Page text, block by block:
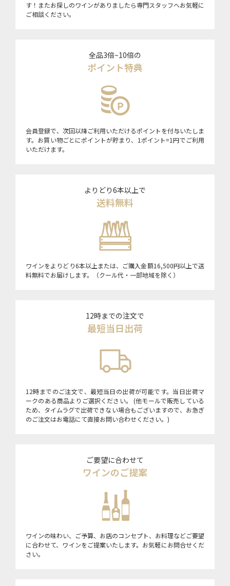
す！またお探しのワインがありましたら専門スタッフへお気軽に
ご相談ください。
全品3倍~10倍の
ポイント特典
会員登録で、次回以降ご利用いただけるポイントを付与いたしま
す。お買い物ごとにポイントが貯まり、1ポイント=1円でご利用
いただけます。
よりどり6本以上で
送料無料
ワインをよりどり6本以上または、ご購入金額16,500円以上で送
料無料でお届けします。（クール代・一部地域を除く）
12時までの注文で
最短当日出荷
12時までのご注文で、最短当日の出荷が可能です。当日出荷マ
ークのある商品よりご選択ください。 (他モールで販売している
ため、タイムラグで出荷できない場合もございますので、お急ぎ
のご注文はお電話にて直接お問い合わせください。)
ご要望に合わせて
ワインのご提案
ワインの味わい、ご予算、お店のコンセプト、お料理などご要望
に合わせて、ワインをご提案いたします。お気軽にお問合せくだ
さい。